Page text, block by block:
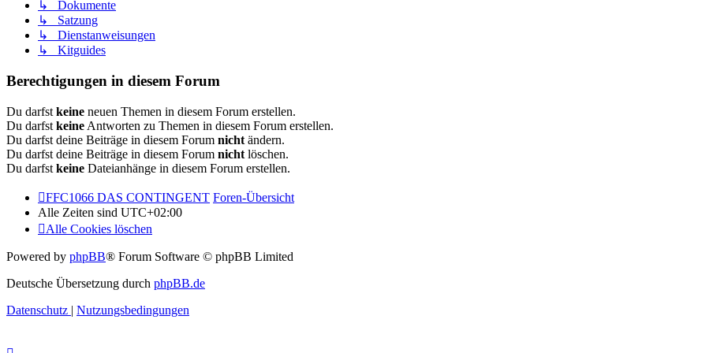
↳ Dokumente
↳ Satzung
↳ Dienstanweisungen
↳ Kitguides
Berechtigungen in diesem Forum
Du darfst keine neuen Themen in diesem Forum erstellen.
Du darfst keine Antworten zu Themen in diesem Forum erstellen.
Du darfst deine Beiträge in diesem Forum nicht ändern.
Du darfst deine Beiträge in diesem Forum nicht löschen.
Du darfst keine Dateianhänge in diesem Forum erstellen.
FFC1066 DAS CONTINGENT Foren-Übersicht
Alle Zeiten sind UTC+02:00
Alle Cookies löschen
Powered by phpBB® Forum Software © phpBB Limited
Deutsche Übersetzung durch phpBB.de
Datenschutz | Nutzungsbedingungen